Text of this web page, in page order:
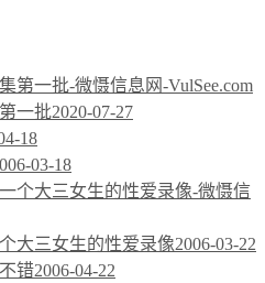
一批2020-07-27
18
03-18
大三女生的性爱录像2006-03-22
错2006-04-22